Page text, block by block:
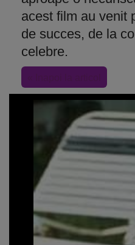
acest film au venit
de succes, de la
celebre.